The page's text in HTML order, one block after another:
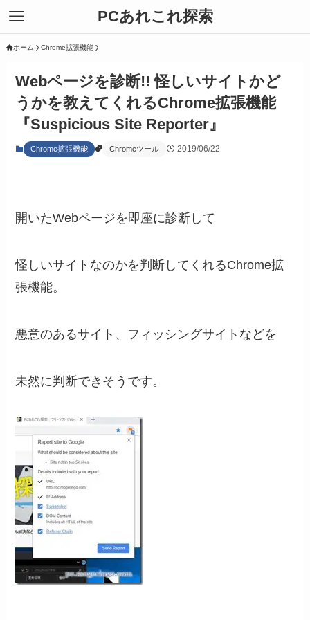
PCあれこれ探索
ホーム Chrome拡張機能
Webページを診断!! 怪しいサイトかど
うかを教えてくれるChrome拡張機能
『Suspicious Site Reporter』
Chrome拡張機能 Chromeツール 2019/06/22
開いたWebページを即座に診断して
怪しいサイトなのかを判断してくれるChrome拡
張機能。
悪意のあるサイト、フィッシングサイトなどを
未然に判断できそうです。